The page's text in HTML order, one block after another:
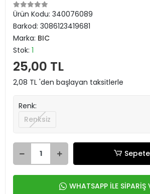
Ürün Kodu: 340076089
Barkod: 3086123419681
Marka: BIC
Stok: 1
25,00 TL
2,08 TL 'den başlayan taksitlerle
Renk:
Renksiz
WHATSAPP İLE SİPARİŞ